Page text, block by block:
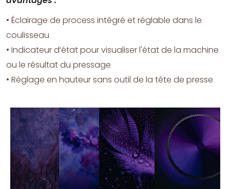
• Éclairage de process intégré et réglable dans le
coulisseau
• Indicateur d’état pour visualiser l'état de la machine
ou le résultat du pressage
• Réglage en hauteur sans outil de la tête de presse